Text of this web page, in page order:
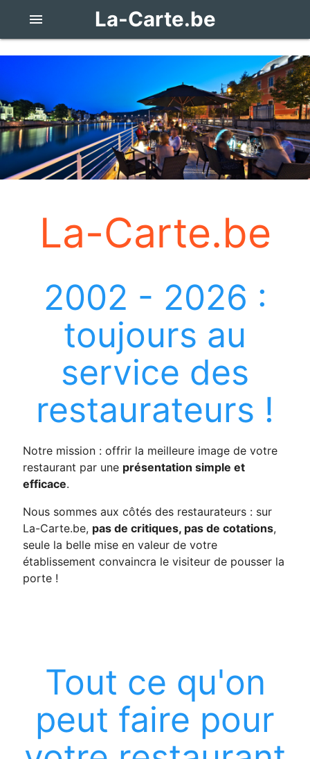
La-Carte.be
menu
La-Carte.be
2002 - 2026 :
toujours au
service des
restaurateurs !
Notre mission : offrir la meilleure image de votre
restaurant par une présentation simple et
efficace.
Nous sommes aux côtés des restaurateurs : sur
La-Carte.be, pas de critiques, pas de cotations,
seule la belle mise en valeur de votre
établissement convaincra le visiteur de pousser la
porte !
Tout ce qu'on
peut faire pour